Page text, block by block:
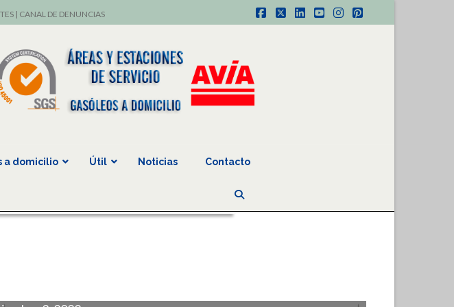
| CANAL DE DENUNCIAS
Facebook
X LinkedIn
YouTube
Instagram
Pinterest
a domicilio Útil Noticias Contacto